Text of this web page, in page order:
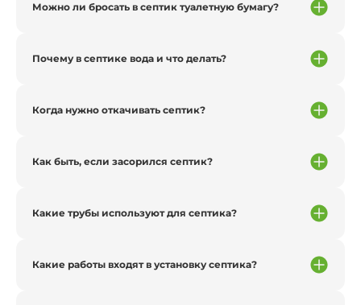
Можно ли бросать в септик туалетную бумагу?
Почему в септике вода и что делать?
Когда нужно откачивать септик?
Как быть, если засорился септик?
Какие трубы используют для септика?
Какие работы входят в установку септика?